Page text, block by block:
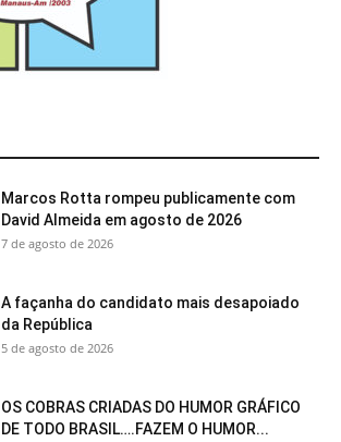
Marcos Rotta rompeu publicamente com
David Almeida em agosto de 2026
7 de agosto de 2026
A façanha do candidato mais desapoiado
da República
5 de agosto de 2026
OS COBRAS CRIADAS DO HUMOR GRÁFICO
DE TODO BRASIL….FAZEM O HUMOR...